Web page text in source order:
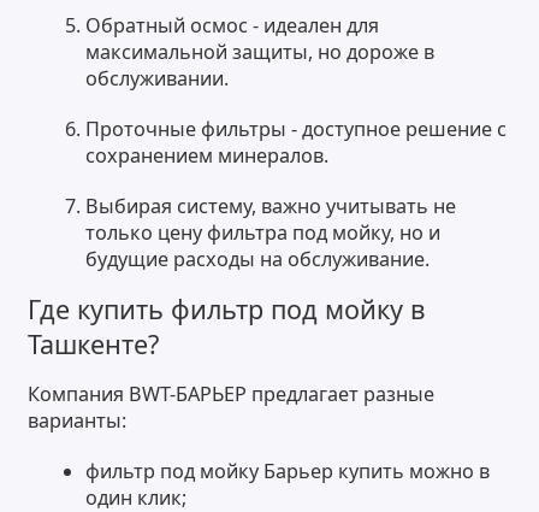
Обратный осмос - идеален для
максимальной защиты, но дороже в
обслуживании.
Проточные фильтры - доступное решение с
сохранением минералов.
Выбирая систему, важно учитывать не
только цену фильтра под мойку, но и
будущие расходы на обслуживание.
Где купить фильтр под мойку в
Ташкенте?
Компания BWT-БАРЬЕР предлагает разные
варианты:
фильтр под мойку Барьер купить можно в
один клик;